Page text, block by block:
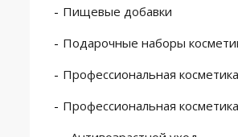
Пищевые добавки
Подарочные наборы
Профессиональная
Профессиональная